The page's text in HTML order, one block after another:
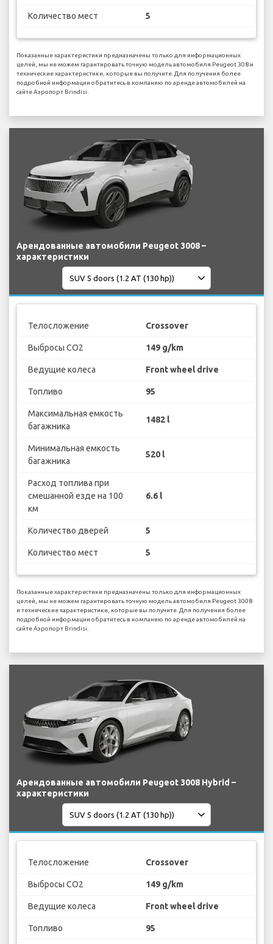
Количество мест 5
Показанные характеристики предназначены только для информационных
целей, мы не можем гарантировать точную модель автомобиля Peugeot 308 и
технические характеристики, которые вы получите. Для получения более
подробной информации обратитесь в компанию по аренде автомобилей на
сайте Аэропорт Brindisi.
Арендованные автомобили Peugeot 3008 –
характеристики
Телосложение Crossover
Выбросы CO2 149 g/km
Ведущие колеса Front wheel drive
Топливо 95
Максимальная емкость
багажника
1482 l
Минимальная емкость
багажника
520 l
Расход топлива при
смешанной езде на 100
км
6.6 l
Количество дверей 5
Количество мест 5
Показанные характеристики предназначены только для информационных
целей, мы не можем гарантировать точную модель автомобиля Peugeot 3008
и технические характеристики, которые вы получите. Для получения более
подробной информации обратитесь в компанию по аренде автомобилей на
сайте Аэропорт Brindisi.
Арендованные автомобили Peugeot 3008 Hybrid –
характеристики
Телосложение Crossover
Выбросы CO2 149 g/km
Ведущие колеса Front wheel drive
Топливо 95